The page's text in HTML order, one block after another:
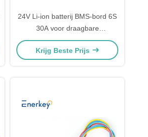
24V Li-ion batterij BMS-bord 6S
30A voor draagbare
energieopslag in het buitenleven
Krijg Beste Prijs